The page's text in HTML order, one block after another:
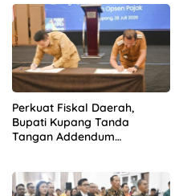
Baca Juga : Perkuat
Tanda Tangan
bersama
Perkuat Fiskal Daerah,
Bupati Kupang Tanda
Tangan Addendum